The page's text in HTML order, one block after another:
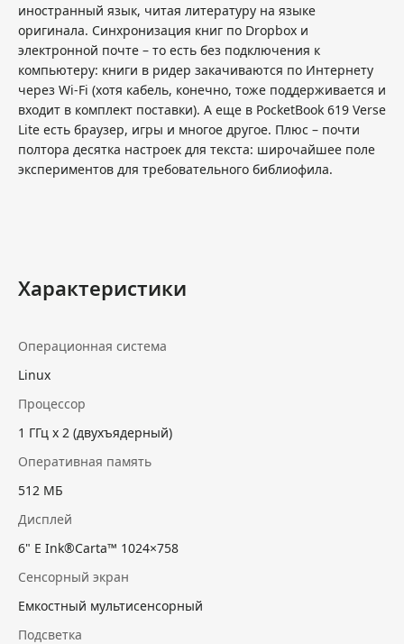
иностранный язык, читая литературу на языке
оригинала. Синхронизация книг по Dropbox и
электронной почте – то есть без подключения к
компьютеру: книги в ридер закачиваются по Интернету
через Wi-Fi (хотя кабель, конечно, тоже поддерживается и
входит в комплект поставки). А еще в PocketBook 619 Verse
Lite есть браузер, игры и многое другое. Плюс – почти
полтора десятка настроек для текста: широчайшее поле
экспериментов для требовательного библиофила.
Характеристики
Операционная система
Linux
Процессор
1 ГГц х 2 (двухъядерный)
Оперативная память
512 МБ
Дисплей
6" E Ink®Carta™ 1024×758
Сенсорный экран
Емкостный мультисенсорный
Подсветка